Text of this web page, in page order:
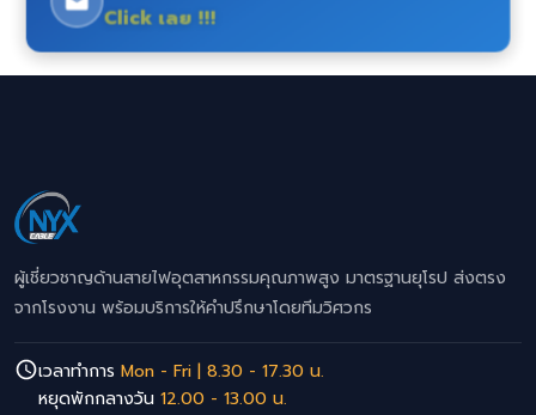
Click เลย !!!
ผู้เชี่ยวชาญด้านสายไฟอุตสาหกรรมคุณภาพสูง มาตรฐานยุโรป ส่งตรง
จากโรงงาน พร้อมบริการให้คำปรึกษาโดยทีมวิศวกร
เวลาทำการ Mon - Fri | 8.30 - 17.30 น.
หยุดพักกลางวัน 12.00 - 13.00 น.